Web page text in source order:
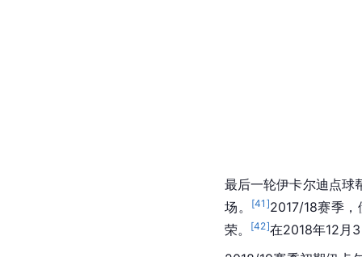
最后一轮伊卡尔迪点球
场。
[41 ]2017/18赛季
荣。
[42]在2018年12月